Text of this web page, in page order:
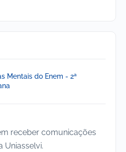
Mentais do Enem - 2ª
receber comunicações
Uniasselvi.